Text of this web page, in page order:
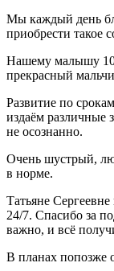
Мы каждый день
приобрести такое
Нашему малышу 10
прекрасный
Развитие по
издаём различные
не осознанно.
Очень шустрый,
в норме.
Татьяне
24/7. Спасибо за
важно, и всё
В планах попозже